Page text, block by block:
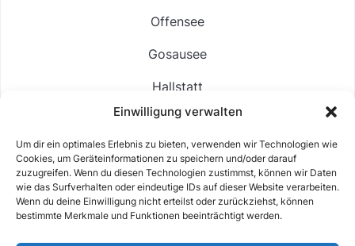
Einwilligung verwalten
Um dir ein optimales Erlebnis zu bieten, verwenden wir Technologien wie
Cookies, um Geräteinformationen zu speichern und/oder darauf
zuzugreifen. Wenn du diesen Technologien zustimmst, können wir Daten
wie das Surfverhalten oder eindeutige IDs auf dieser Website verarbeiten.
Wenn du deine Einwilligung nicht erteilst oder zurückziehst, können
bestimmte Merkmale und Funktionen beeinträchtigt werden.
Offensee
Gosausee
Hallstatt
Langbathsee
Altausseer See
Hintersee